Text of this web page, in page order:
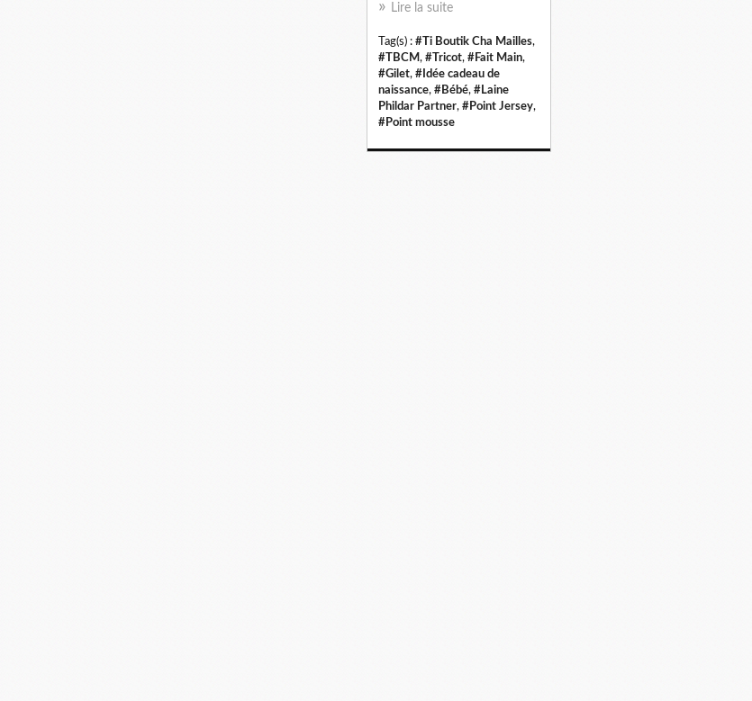
Lire la suite
Tag(s) : #Ti Boutik Cha Mailles,
#TBCM, #Tricot, #Fait Main,
#Gilet, #Idée cadeau de
naissance, #Bébé, #Laine
Phildar Partner, #Point Jersey,
#Point mousse